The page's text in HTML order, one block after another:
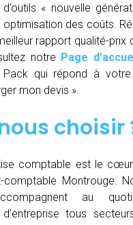
d’outils « nouvelle
des coûts.
rapport qualité-prix
notre Page
Pack qui répond à
mon devis ».
choisir
comptable est le
comptable Montrouge.
au
tous